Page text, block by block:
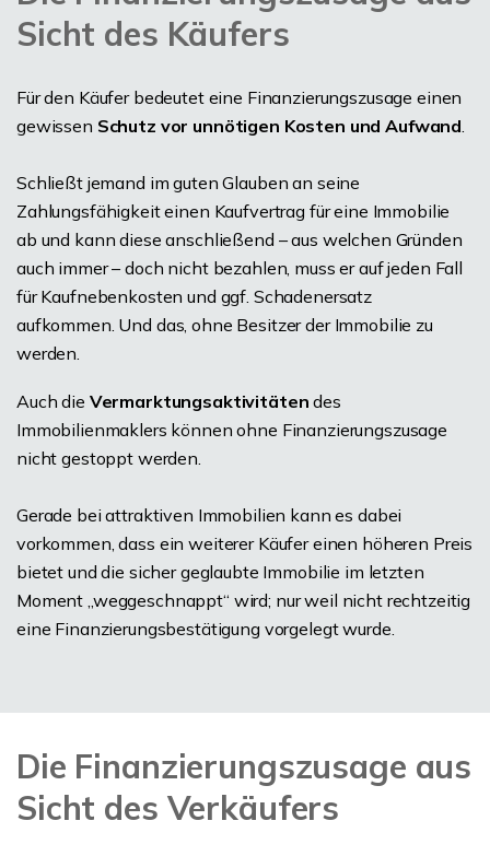
Sicht des Käufers
Für den Käufer bedeutet eine Finanzierungszusage einen
gewissen Schutz vor unnötigen Kosten und Aufwand
Schließt jemand im guten Glauben an seine
Zahlungsfähigkeit einen Kaufvertrag für eine Immobilie
ab und kann diese anschließend – aus welchen Gründen
auch immer – doch nicht bezahlen, muss er auf jeden Fall
für Kaufnebenkosten und ggf. Schadenersatz
aufkommen. Und das, ohne Besitzer der Immobilie zu
werden.
Auch die Vermarktungsaktivitätendes
Immobilienmaklers können ohne Finanzierungszusage
nicht gestoppt werden.
Gerade bei attraktiven Immobilien kann es dabei
vorkommen, dass ein weiterer Käufer einen höheren Preis
bietet und die sicher geglaubte Immobilie im letzten
Moment „weggeschnappt“ wird; nur weil nicht rechtzeitig
eine Finanzierungsbestätigung vorgelegt wurde.
Die Finanzierungszusage aus
Sicht des Verkäufers